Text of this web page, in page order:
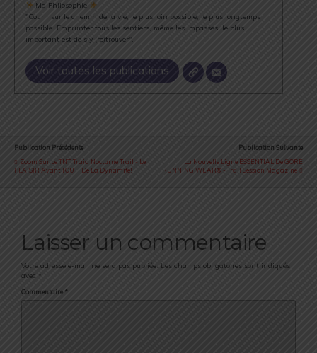
Ma Philosophie
"Courir sur le chemin de la vie, le plus loin possible, le plus longtemps
possible. Emprunter tous les sentiers, même les impasses, le plus
important est de s’y (re)trouver".
Voir toutes les publications
Publication Précédente
Zoom Sur Le TNT: Traid Nocturne Trail - Le
PLAISIR Avant TOUT! De La Dynamite!
Publication Suivante
La Nouvelle Ligne ESSENTIAL De GORE
RUNNING WEAR® - Trail Session Magazine
Laisser un commentaire
Votre adresse e-mail ne sera pas publiée. Les champs obligatoires sont indiqués
avec *
Commentaire *